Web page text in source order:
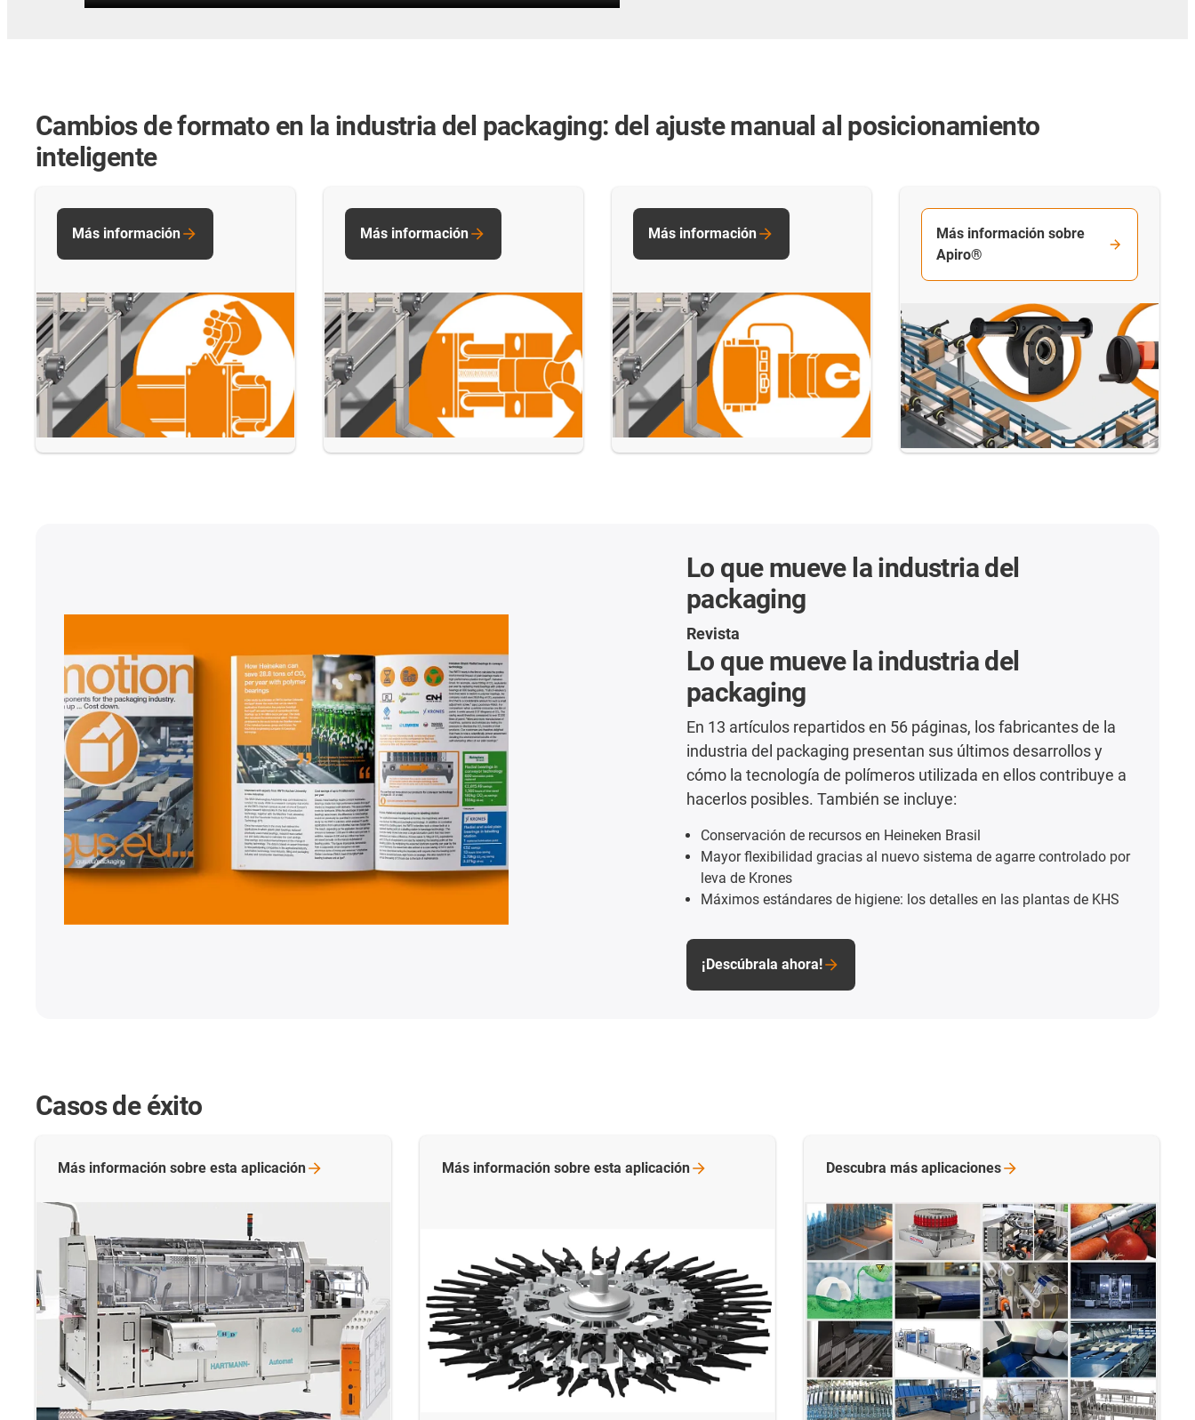
Cambios de formato en la industria del packaging: del ajuste manual al posicionamiento
inteligente
Más información Más información Más información
Más información sobre
Apiro®
Lo que mueve la industria del
packaging
Revista
Lo que mueve la industria del
packaging
En 13 artículos repartidos en 56 páginas, los fabricantes de la
industria del packaging presentan sus últimos desarrollos y
cómo la tecnología de polímeros utilizada en ellos contribuye a
hacerlos posibles. También se incluye:
Conservación de recursos en Heineken Brasil
Mayor flexibilidad gracias al nuevo sistema de agarre controlado por
leva de Krones
Máximos estándares de higiene: los detalles en las plantas de KHS
¡Descúbrala ahora!
Casos de éxito
Más información sobre esta aplicación Más información sobre esta aplicación Descubra más aplicaciones